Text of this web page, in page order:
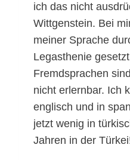
ich das nicht
Wittgenstein. Bei
meiner Sprache
Legasthenie
Fremdsprachen
nicht erlernbar. Ich
englisch und in
jetzt wenig in
Jahren in der